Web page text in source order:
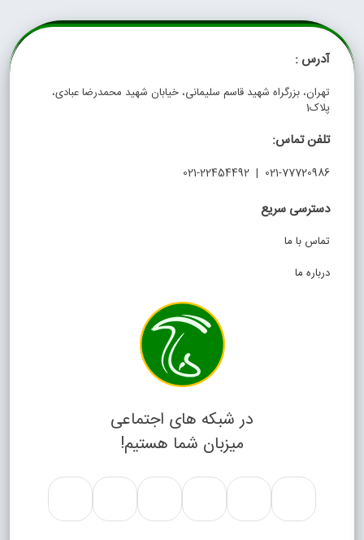
آدرس :
تهران، بزرگراه شهید قاسم سلیمانی، خیابان شهید محمدرضا عبادی،
پلاک1
تلفن تماس:
021-77720986 | 021-22454492
دسترسی سریع
تماس با ما
درباره ما
در شبکه های اجتماعی
میزبان شما هستیم!